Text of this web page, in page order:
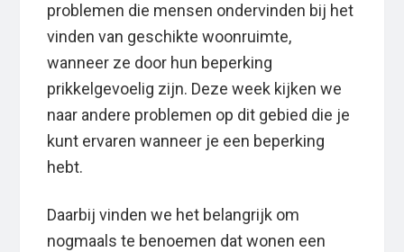
problemen die mensen ondervinden bij het
vinden van geschikte woonruimte,
wanneer ze door hun beperking
prikkelgevoelig zijn. Deze week kijken we
naar andere problemen op dit gebied die je
kunt ervaren wanneer je een beperking
hebt.
Daarbij vinden we het belangrijk om
nogmaals te benoemen dat wonen een